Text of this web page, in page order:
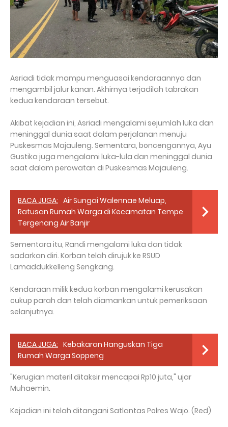
Asriadi tidak mampu menguasai kendaraannya dan
mengambil jalur kanan. Akhirnya terjadilah tabrakan
kedua kendaraan tersebut.
Akibat kejadian ini, Asriadi mengalami sejumlah luka dan
meninggal dunia saat dalam perjalanan menuju
Puskesmas Majauleng. Sementara, boncengannya, Ayu
Gustika juga mengalami luka-lula dan meninggal dunia
saat dalam perawatan di Puskesmas Majauleng.
BACA JUGA: Air Sungai Walennae Meluap,
Ratusan Rumah Warga di Kecamatan Tempe
Tergenang Air Banjir
Sementara itu, Randi mengalami luka dan tidak
sadarkan diri. Korban telah dirujuk ke RSUD
Lamaddukkelleng Sengkang.
Kendaraan milik kedua korban mengalami kerusakan
cukup parah dan telah diamankan untuk pemeriksaan
selanjutnya.
BACA JUGA: Kebakaran Hanguskan Tiga
Rumah Warga Soppeng
"Kerugian materil ditaksir mencapai Rp10 juta," ujar
Muhaemin.
Kejadian ini telah ditangani Satlantas Polres Wajo. (Red)